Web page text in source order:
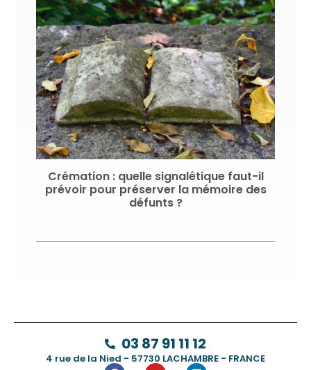
Crémation : quelle signalétique faut-il
prévoir pour préserver la mémoire des
défunts ?
03 87 91 11 12
4 rue de la Nied - 57730 LACHAMBRE - FRANCE